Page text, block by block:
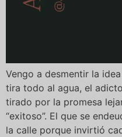
Vengo a desmentir la
tira todo al agua, el
tirado por la promesa
“exitoso”. El que se
la calle porque invirtió